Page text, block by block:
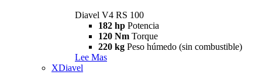
Diavel V4 RS 100
182 hp Potencia
120 Nm Torque
220 kg Peso húmedo (sin combustible)
Lee Mas
XDiavel